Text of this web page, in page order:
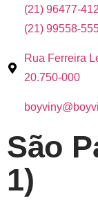
(21) 96477-
(21) 99558-
Rua Ferreira
20.750-000
São
1)